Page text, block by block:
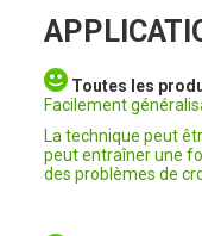
Toutes les
Facilement
La technique peut
peut entraîner une
des problèmes de